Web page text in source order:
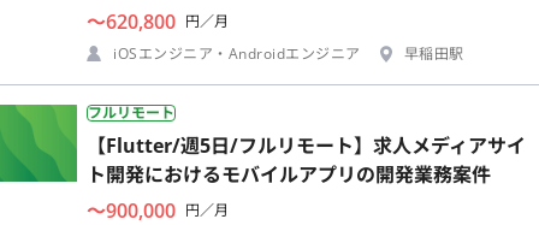
〜620,800 円／月
iOSエンジニア・Androidエンジニア
早稲田駅
フルリモート
【Flutter/週5日/フルリモート】求人メディアサイ
ト開発におけるモバイルアプリの開発業務案件
〜900,000 円／月